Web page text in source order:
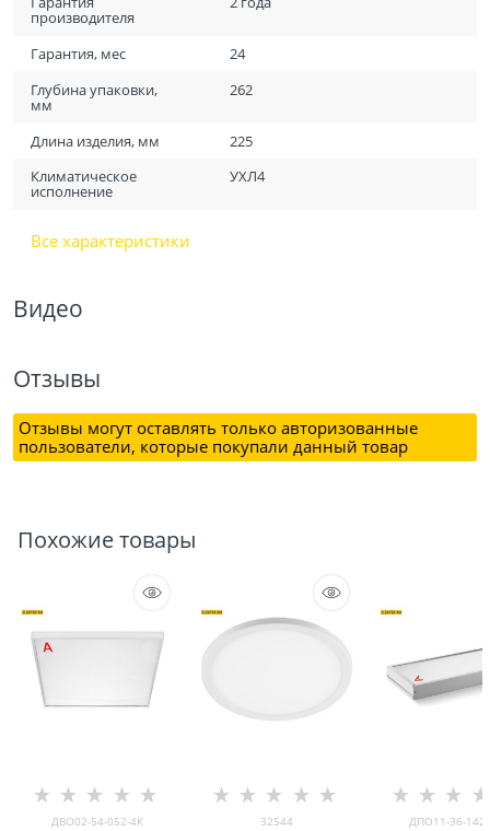
производителя
Гарантия, мес
24
Глубина упаковки,
мм
262
Длина изделия, мм
225
Климатическое
исполнение
УХЛ4
Все характеристики
Видео
Отзывы
Отзывы могут оставлять только авторизованные
пользователи, которые покупали данный товар
Похожие товары
ДВО02-54-052-4К 32544 ДПО11-36-